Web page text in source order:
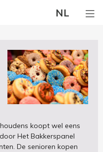
NL
koopt wel eens
Het Bakkerspanel
De senioren kopen